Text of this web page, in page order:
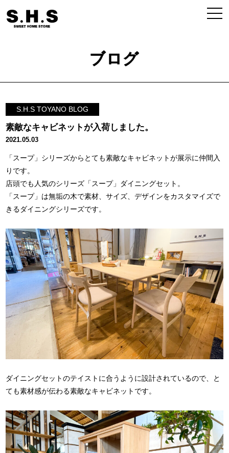
ブログ
S.H.S TOYANO BLOG
素敵なキャビネットが入荷しました。
2021.05.03
「スープ」シリーズからとても素敵なキャビネットが展示に仲間入
りです。
店頭でも人気のシリーズ「スープ」ダイニングセット。
「スープ」は無垢の木で素材、サイズ、デザインをカスタマイズで
きるダイニングシリーズです。
ダイニングセットのテイストに合うように設計されているので、と
ても素材感が伝わる素敵なキャビネットです。